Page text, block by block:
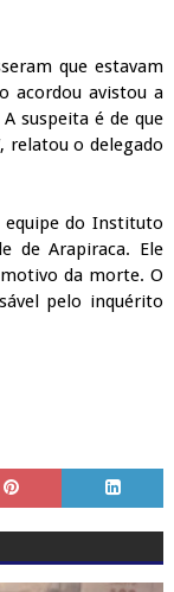
que estavam
acordou avistou a
suspeita é de que
relatou o delegado
do Instituto
de Arapiraca. Ele
da morte. O
pelo inquérito